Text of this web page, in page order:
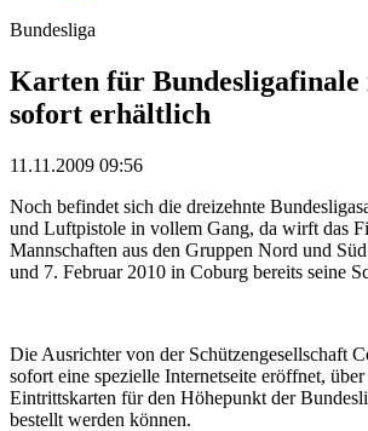
Bundesliga
Karten für Bundesligafinale
sofort erhältlich
11.11.2009 09:56
Noch befindet sich die dreizehnte
und Luftpistole in vollem Gang, da wirft das
Mannschaften aus den Gruppen Nord und
und 7. Februar 2010 in Coburg bereits seine
Die Ausrichter von der Schützengesellschaft
sofort eine spezielle Internetseite eröffnet, über
Eintrittskarten für den Höhepunkt der
bestellt werden können.